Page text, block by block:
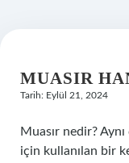
MUASIR
Tarih: Eylül 21, 2024
Muasır nedir?
için kullanılan bir